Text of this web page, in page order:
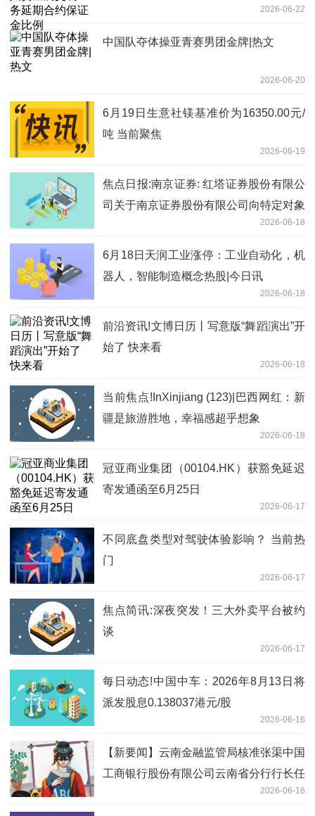
2026-06-22
中国队夺体操亚青赛男团金牌|热文
2026-06-20
6月19日生意社镁基准价为16350.00元/
吨 当前聚焦
2026-06-19
焦点日报:南京证券: 红塔证券股份有限公
司关于南京证券股份有限公司向特定对象
发行A股股票限售股上市流通的核查意见
2026-06-18
6月18日天润工业涨停：工业自动化，机
器人，智能制造概念热股|今日讯
2026-06-18
前沿资讯!文博日历丨写意版“舞蹈演出”开
始了 快来看
2026-06-18
当前焦点!InXinjiang (123)|巴西网红：新
疆是旅游胜地，幸福感超乎想象
2026-06-18
冠亚商业集团（00104.HK）获豁免延迟
寄发通函至6月25日
2026-06-17
不同底盘类型对驾驶体验影响？ 当前热
门
2026-06-17
焦点简讯:深夜突发！三大外卖平台被约
谈
2026-06-17
每日动态!中国中车：2026年8月13日将
派发股息0.138037港元/股
2026-06-16
【新要闻】云南金融监管局核准张渠中国
工商银行股份有限公司云南省分行行长任
2026-06-16